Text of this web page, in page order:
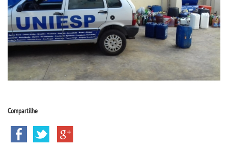
COMITÊ DE ÉTICA
CURSOS
LICENCIATURAS
Compartilhe